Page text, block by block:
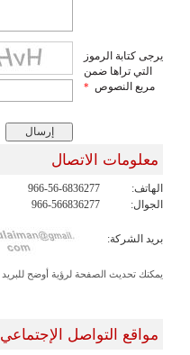
يرجى كتابة الرموز
التي تراها ضمن
مربع النصوص *
معلومات الاتصال
الهاتف:
966-56-6836277
الجوال:
966-566836277
بريد الشركة:
يمكنك تحديث الصفحة لرؤية أوضح للبريد
مواقع التواصل الإجتماعي